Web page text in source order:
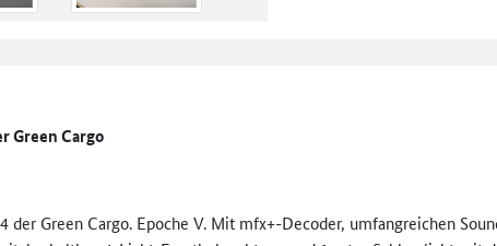
Green Cargo
Green Cargo. Epoche V. Mit mfx+-Decoder, umfangreichen